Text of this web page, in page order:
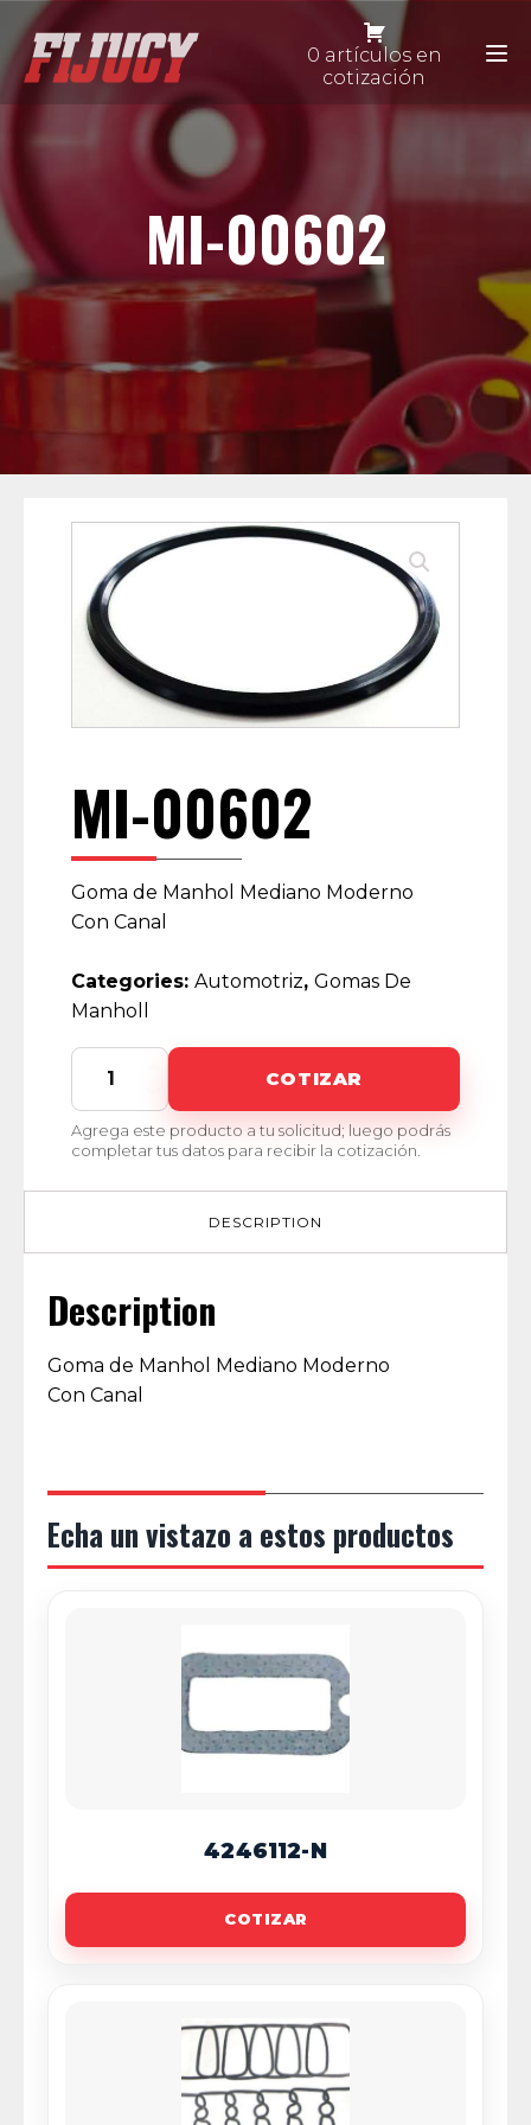
0 artículos en
cotización
MI-00602
MI-00602
Goma de Manhol Mediano Moderno
Con Canal
Categories: Automotriz, Gomas De
Manholl
00602
quantity
COTIZAR
Agrega este producto a tu solicitud; luego podrás
completar tus datos para recibir la cotización.
DESCRIPTION
Description
Goma de Manhol Mediano Moderno
Con Canal
Echa un vistazo a estos productos
4246112-N
COTIZAR